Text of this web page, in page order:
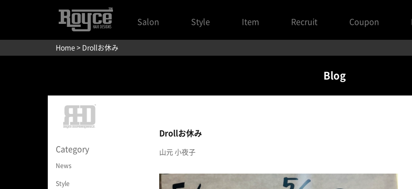
Salon Style Item Recruit Coupon
Home > Drollお休み
Blog
Category
News
Style
Drollお休み
山元 小夜子